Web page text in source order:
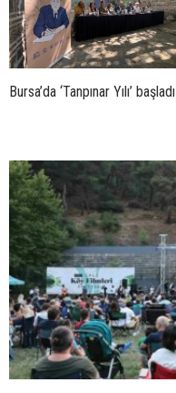
Bursa’da ‘Tanpınar Yılı’ başladı